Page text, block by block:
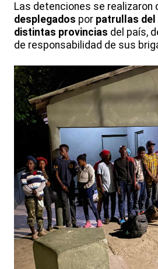
Las detenciones se realizaron
desplegados por patrullas del
distintas provincias del país,
de responsabilidad de sus